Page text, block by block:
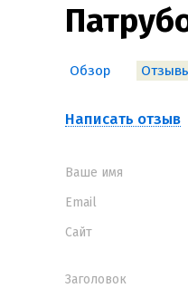
Обзор
Написать отзыв
Ваше имя
Email
Сайт
Заголовок